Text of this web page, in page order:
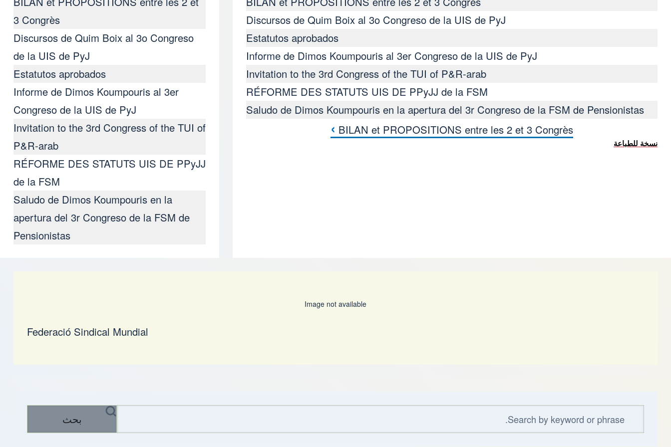
Discursos de Quim Boix al 3ο Congreso de la UIS de PyJ
Estatutos aprobados
Informe de Dimos Koumpouris al 3er Congreso de la UIS de PyJ
Invitation to the 3rd Congress of the TUI of P&R-arab
RÉFORME DES STATUTS UIS DE PPyJJ de la FSM
Saludo de Dimos Koumpouris en la apertura del 3r Congreso de la FSM de Pensionistas
كتاب روابط اجتياز لـ III Congreso de la UIS de PyJ de la FSM
BILAN et PROPOSITIONS entre les 2 et 3 Congrès
›
نسخة للطباعة
3 Congrès
Discursos de Quim Boix al 3ο Congreso
de la UIS de PyJ
Estatutos aprobados
Informe de Dimos Koumpouris al 3er
Congreso de la UIS de PyJ
Invitation to the 3rd Congress of the TUI of
P&R-arab
RÉFORME DES STATUTS UIS DE PPyJJ
de la FSM
Saludo de Dimos Koumpouris en la
apertura del 3r Congreso de la FSM de
Pensionistas
Image not available
Federació Sindical Mundial
بحث